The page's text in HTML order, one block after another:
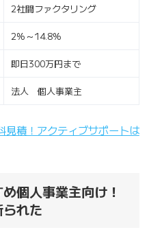
2社間ファクタリング
2%～14.8%
即日300万円まで
法人 個人事業主
見積！アクティブサポートは
個人事業主向け！
れた